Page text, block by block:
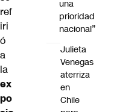
ref
iri
ó
a
la
ex
po
una
prioridad
nacional”
Julieta
Venegas
aterriza
en
Chile